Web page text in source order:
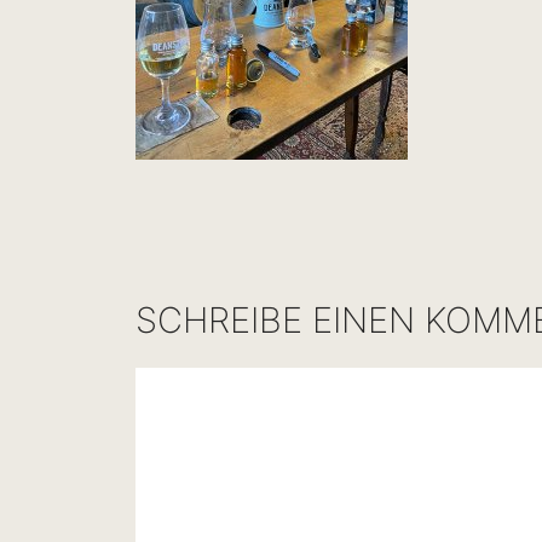
SCHREIBE EINEN